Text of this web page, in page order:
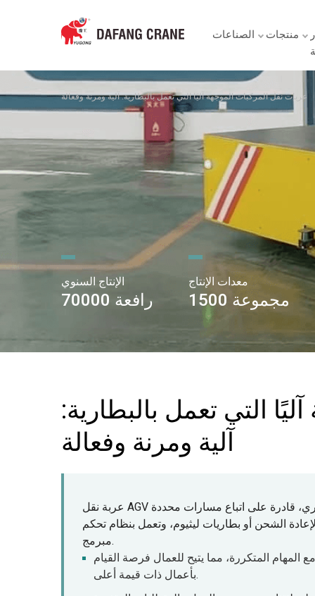
الصناعات منتجات
عربات نقل المركبات الموجهة آليًا التي تعمل بالبطارية: آلية ومرنة وفعالة
الإنتاج السنوي
70000 رافعة
معدات الإنتاج
1500 مجموعة
التي تعمل بالبطارية:
آلية ومرنة وفعالة
عربة نقل AGV هي مركبة نقل ذاتية القيادة، مزودة بتوجيه كهرومغناطيسي أو بصري، قادرة على اتباع مسارات محددة
الشحن أو بطاريات ليثيوم، وتعمل بنظام تحكم
مبرمج.
المهام المتكررة، مما يتيح للعمال فرصة القيام
بأعمال ذات قيمة أعلى.